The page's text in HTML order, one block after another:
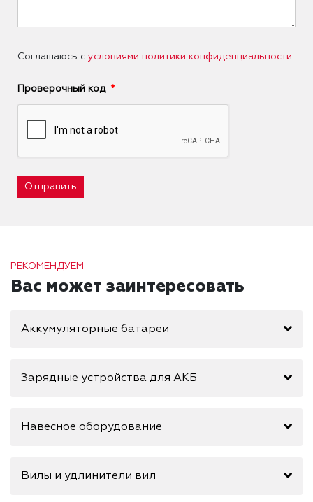
Соглашаюсь с условиями политики конфиденциальности.
Проверочный код
Отправить
РЕКОМЕНДУЕМ
Вас может заинтересовать
Аккумуляторные батареи
Зарядные устройства для АКБ
Навесное оборудование
Вилы и удлинители вил